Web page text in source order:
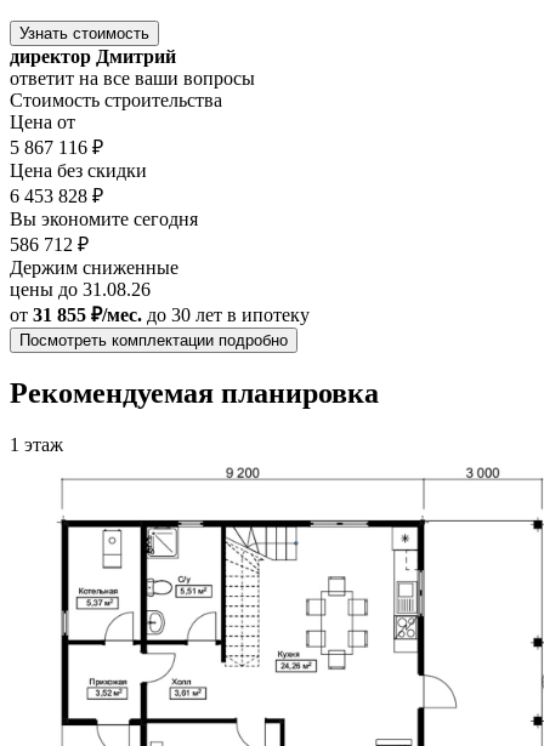
Узнать стоимость
директор Дмитрий
ответит на все ваши вопросы
Стоимость строительства
Цена от
5 867 116 ₽
Цена без скидки
6 453 828 ₽
Вы экономите сегодня
586 712 ₽
Держим сниженные
цены до 31.08.26
от 31 855 ₽/мес. до 30 лет в ипотеку
Посмотреть комплектации подробно
Рекомендуемая планировка
1 этаж